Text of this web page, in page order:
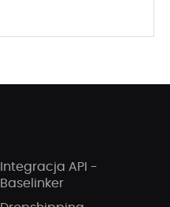
Integracja API -
Baselinker